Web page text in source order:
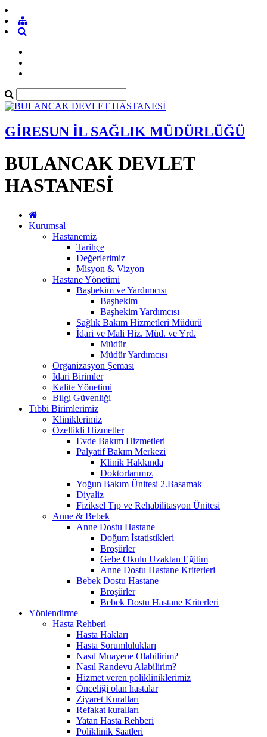
GİRESUN İL SAĞLIK MÜDÜRLÜĞÜ
BULANCAK DEVLET
HASTANESİ
Kurumsal
Hastanemiz
Tarihçe
Değerlerimiz
Misyon & Vizyon
Hastane Yönetimi
Başhekim ve Yardımcısı
Başhekim
Başhekim Yardımcısı
Sağlık Bakım Hizmetleri Müdürü
İdari ve Mali Hiz. Müd. ve Yrd.
Müdür
Müdür Yardımcısı
Organizasyon Şeması
İdari Birimler
Kalite Yönetimi
Bilgi Güvenliği
Tıbbi Birimlerimiz
Kliniklerimiz
Özellikli Hizmetler
Evde Bakım Hizmetleri
Palyatif Bakım Merkezi
Klinik Hakkında
Doktorlarımız
Yoğun Bakım Ünitesi 2.Basamak
Diyaliz
Fiziksel Tıp ve Rehabilitasyon Ünitesi
Anne & Bebek
Anne Dostu Hastane
Doğum İstatistikleri
Broşürler
Gebe Okulu Uzaktan Eğitim
Anne Dostu Hastane Kriterleri
Bebek Dostu Hastane
Broşürler
Bebek Dostu Hastane Kriterleri
Yönlendirme
Hasta Rehberi
Hasta Hakları
Hasta Sorumlulukları
Nasıl Muayene Olabilirim?
Nasıl Randevu Alabilirim?
Hizmet veren polikliniklerimiz
Önceliği olan hastalar
Ziyaret Kuralları
Refakat kuralları
Yatan Hasta Rehberi
Poliklinik Saatleri